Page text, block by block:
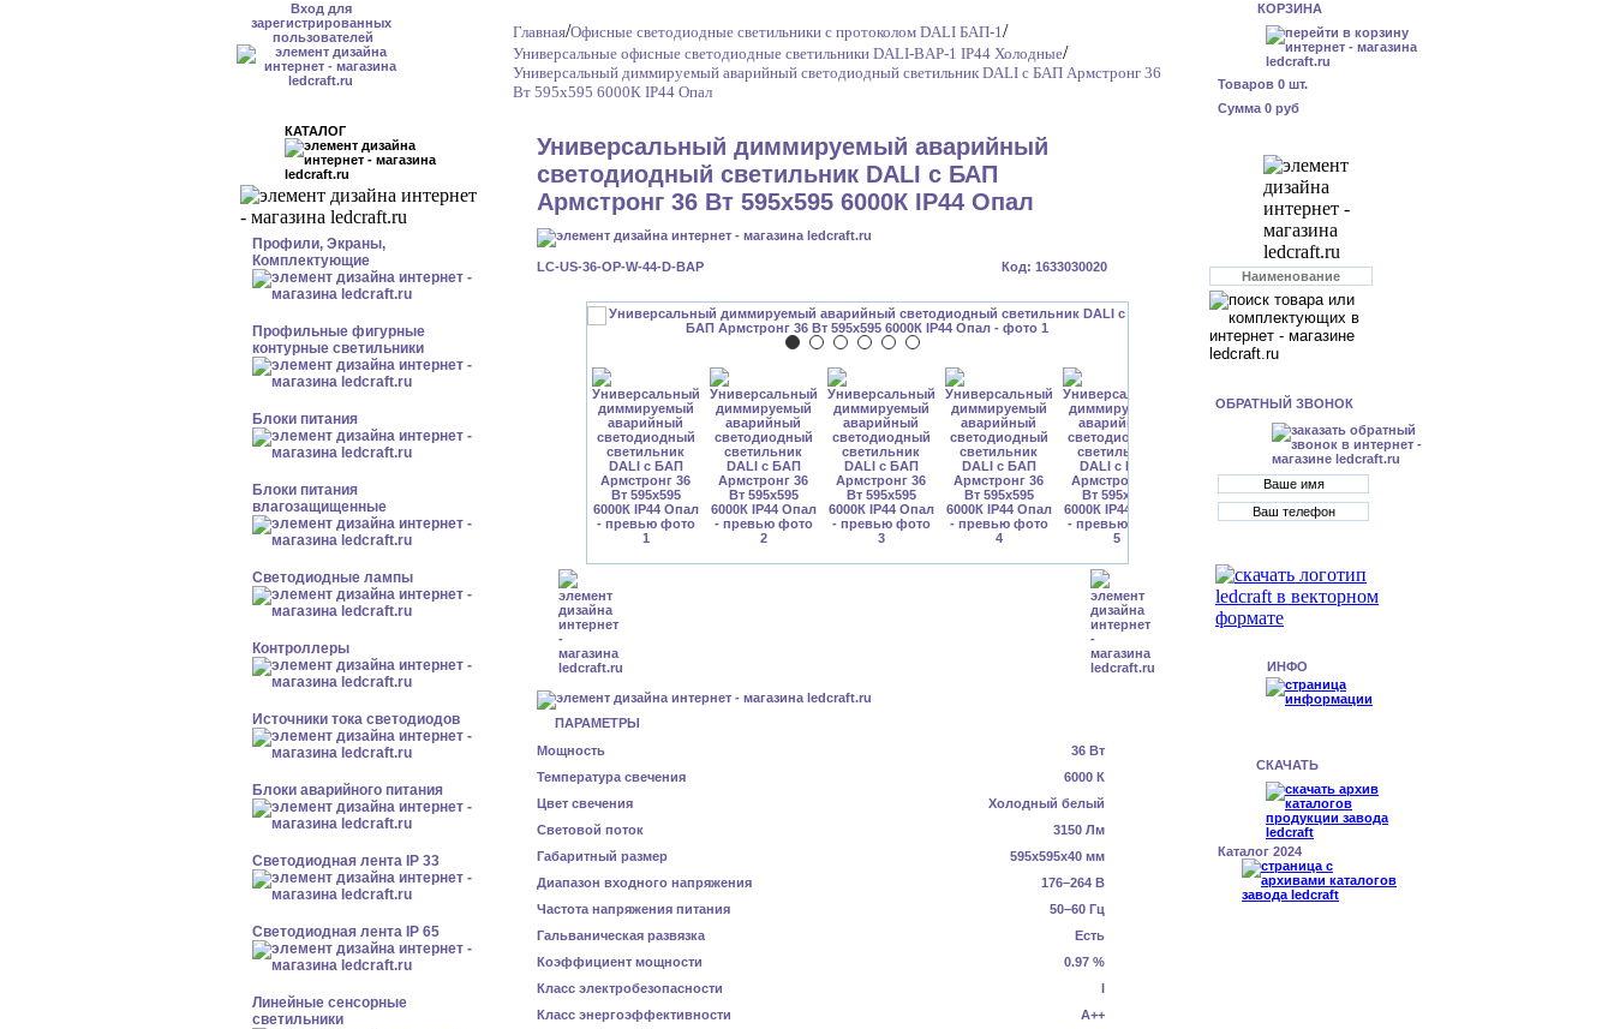
Вход для
зарегистрированных
пользователей
КАТАЛОГ
Профили, Экраны,
Комплектующие
Профильные фигурные
контурные светильники
Блоки питания
Блоки питания
влагозащищенные
Светодиодные лампы
Контроллеры
Источники тока светодиодов
Блоки аварийного питания
Светодиодная лента IP 33
Светодиодная лента IP 65
Линейные сенсорные
светильники
Главная/Офисные светодиодные светильники с протоколом DALI БАП-1/
Универсальные офисные светодиодные светильники DALI-BAP-1 IP44 Холодные/
Универсальный диммируемый аварийный светодиодный светильник DALI с БАП Армстронг 36
Вт 595x595 6000К IP44 Опал
Универсальный диммируемый аварийный
светодиодный светильник DALI с БАП
Армстронг 36 Вт 595x595 6000К IP44 Опал
Код: 1633030020
LC-US-36-OP-W-44-D-BAP
ПАРАМЕТРЫ
Мощность
36 Вт
Температура свечения
6000 К
Цвет свечения
Холодный белый
Световой поток
3150 Лм
Габаритный размер
595x595x40 мм
Диапазон входного напряжения
176–264 В
Частота напряжения питания
50–60 Гц
Гальваническая развязка
Есть
Коэффициент мощности
0.97 %
Класс электробезопасности
I
Класс энергоэффективности
А++
КОРЗИНА
Товаров 0 шт.
Сумма 0 руб
ОБРАТНЫЙ ЗВОНОК
ИНФО
СКАЧАТЬ
Каталог 2024